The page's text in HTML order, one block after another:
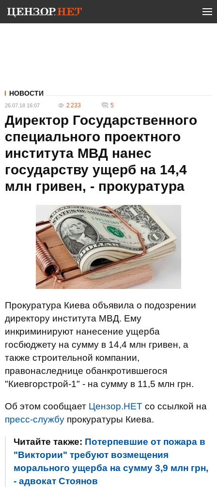
НОВОСТИ
26.07.18 16:07 2 233 5
Директор Государственного
специального проектного
института МВД нанес
государству ущерб на 14,4
млн гривен, - прокуратура
Прокуратура Киева объявила о подозрении
директору института МВД. Ему
инкриминируют нанесение ущерба
госбюджету на сумму в 14,4 млн гривен, а
также строительной компании,
правонаследнице обанкротившегося
"Киевгорстрой-1" - на сумму в 11,5 млн грн.
Об этом сообщает Цензор.НЕТ со ссылкой на
пресс-службу прокуратуры Киева.
Читайте также: Потерпевшие от пожара в
"Виктории" требуют возмещения
морального ущерба на сумму 3,9 млн грн,
- адвокат Стоянов